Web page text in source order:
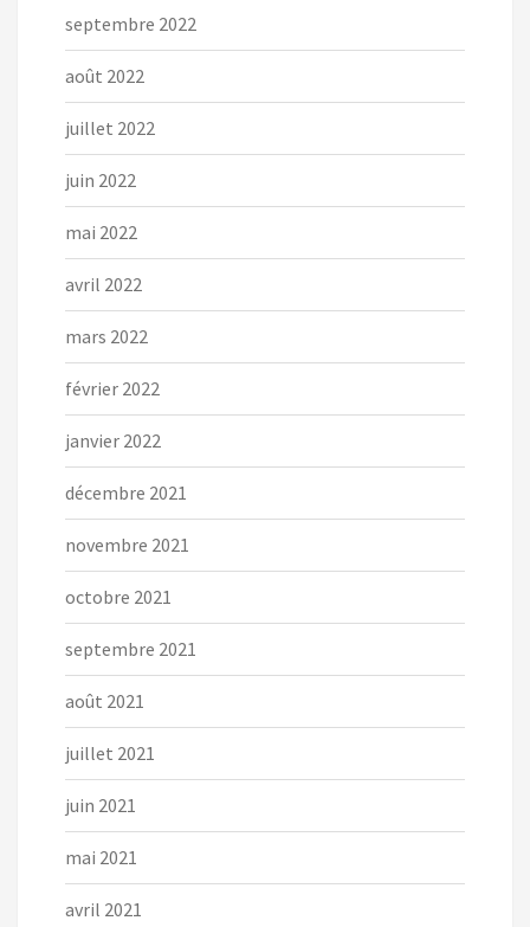
septembre 2022
août 2022
juillet 2022
juin 2022
mai 2022
avril 2022
mars 2022
février 2022
janvier 2022
décembre 2021
novembre 2021
octobre 2021
septembre 2021
août 2021
juillet 2021
juin 2021
mai 2021
avril 2021